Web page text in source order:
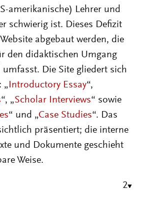
amerikanische) Lehrer und
schwierig ist. Dieses Defizit
abgebaut werden, die
den didaktischen Umgang
Die Site gliedert sich
„ Introductory Essay“,
“, „Scholar Interviews“ sowie
“ und „Case Studies“. Das
präsentiert; die interne
und Dokumente geschieht
Weise.
2